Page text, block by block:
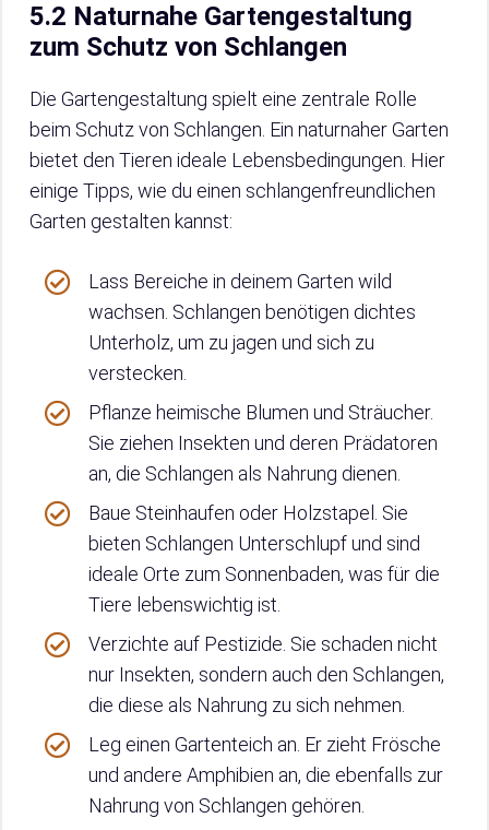
5.2 Naturnahe Gartengestaltung
zum Schutz von Schlangen
Die Gartengestaltung spielt eine zentrale Rolle
beim Schutz von Schlangen. Ein naturnaher Garten
bietet den Tieren ideale Lebensbedingungen. Hier
einige Tipps, wie du einen schlangenfreundlichen
Garten gestalten kannst:
Lass Bereiche in deinem Garten wild
wachsen. Schlangen benötigen dichtes
Unterholz, um zu jagen und sich zu
verstecken.
Pflanze heimische Blumen und Sträucher.
Sie ziehen Insekten und deren Prädatoren
an, die Schlangen als Nahrung dienen.
Baue Steinhaufen oder Holzstapel. Sie
bieten Schlangen Unterschlupf und sind
ideale Orte zum Sonnenbaden, was für die
Tiere lebenswichtig ist.
Verzichte auf Pestizide. Sie schaden nicht
nur Insekten, sondern auch den Schlangen,
die diese als Nahrung zu sich nehmen.
Leg einen Gartenteich an. Er zieht Frösche
und andere Amphibien an, die ebenfalls zur
Nahrung von Schlangen gehören.